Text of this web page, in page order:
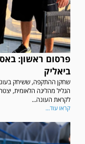
פרסום ראשון:
ביאליק
שחקן ההתקפה, ששיחק
הגליל מהליגה הלאומית,
לקראת העונה...
קראו עוד...